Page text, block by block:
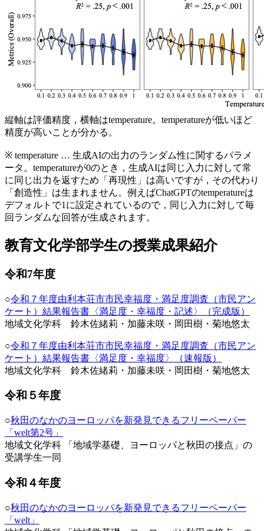
縦軸は評価精度，横軸はtemperature。temperatureが低いほど
精度が高いことが分かる。
※ temperature … 生成AIの出力のランダム性に関するパラメ
ータ。temperatureが0のとき，生成AIは同じ入力に対して常
に同じ出力を返すため「再現性」は高いですが，その代わり
「創造性」は生まれません。例えばChatGPTのtemperatureは
デフォルトで1に設定されているので，同じ入力に対して毎
回ランダムな回答が生成されます。
教育文化学部学生の授業成果紹介
令和7年度
○令和７年度由利本荘市市民幸福度・満足度調査（市民アン
ケート）結果報告書〈満足度・幸福度・記述〉（完成版）
地域文化学科 鈴木佐緒莉・加藤未咲・岡田樹・菊地悠太
○令和７年度由利本荘市市民幸福度・満足度調査（市民アン
ケート）結果報告書〈満足度・幸福度〉（速報版）
地域文化学科 鈴木佐緒莉・加藤未咲・岡田樹・菊地悠太
令和５年度
○秋田のなかのヨーロッパを新発見できるフリーペーパー
「welt第2号」
地域文化学科 「地域学基礎、ヨーロッパと秋田の接点」の
受講学生一同
令和４年度
○秋田のなかのヨーロッパを新発見できるフリーペーパー
「welt」